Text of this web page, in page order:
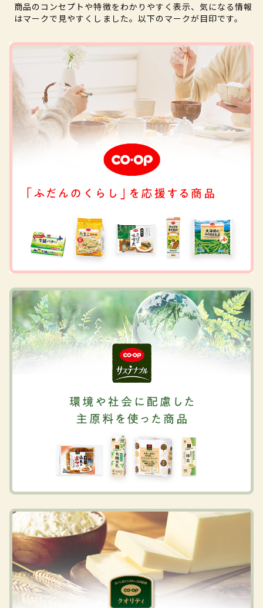
商品のコンセプトや特徴をわかりやすく表示、気になる情報
はマークで見やすくしました。以下のマークが目印です。